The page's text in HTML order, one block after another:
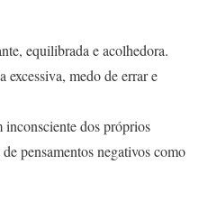
equilibrada e acolhedora.
excessiva, medo de errar e
inconsciente dos próprios
pensamentos negativos como